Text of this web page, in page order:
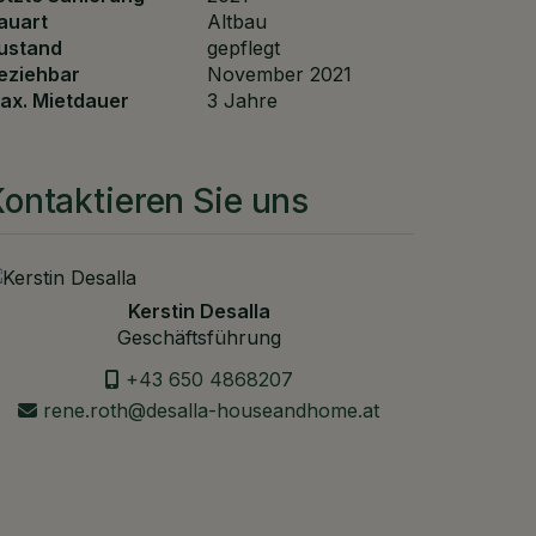
Altbau
gepflegt
November 2021
Mietdauer
3 Jahre
Sie uns
Kerstin Desalla
Geschäftsführung
+43 650 4868207
rene.roth@desalla-houseandhome.at